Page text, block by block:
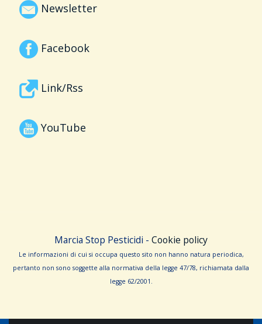
Newsletter
Facebook
Link/Rss
YouTube
Marcia Stop Pesticidi - Cookie policy
Le informa­zioni di cui si occupa questo sito non hanno na­tura periodica,
pertanto non sono sog­gette alla normativa della legge 47/78, richiamata dalla
leg­ge 62/­2001.